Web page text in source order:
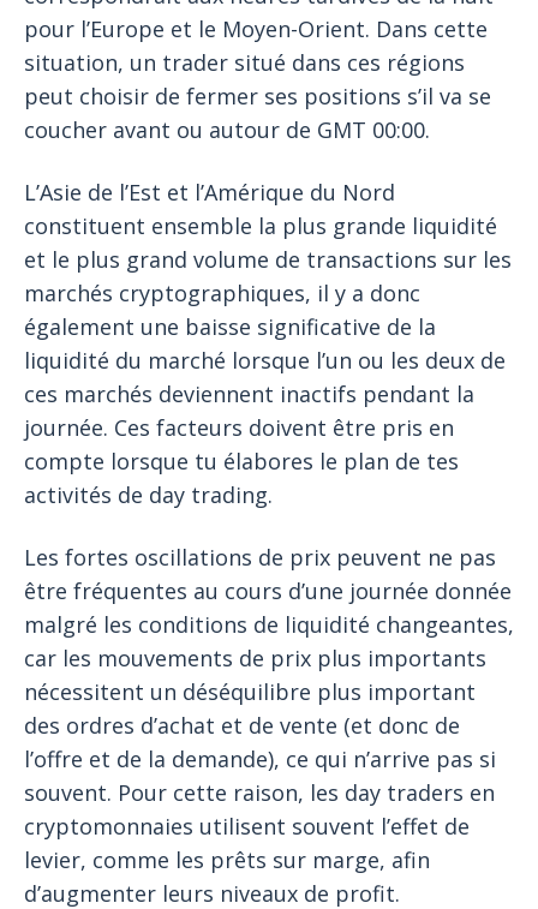
pour l’Europe et le Moyen-Orient. Dans cette
situation, un trader situé dans ces régions
peut choisir de fermer ses positions s’il va se
coucher avant ou autour de GMT 00:00.
L’Asie de l’Est et l’Amérique du Nord
constituent ensemble la plus grande liquidité
et le plus grand volume de transactions sur les
marchés cryptographiques, il y a donc
également une baisse significative de la
liquidité du marché lorsque l’un ou les deux de
ces marchés deviennent inactifs pendant la
journée. Ces facteurs doivent être pris en
compte lorsque tu élabores le plan de tes
activités de day trading.
Les fortes oscillations de prix peuvent ne pas
être fréquentes au cours d’une journée donnée
malgré les conditions de liquidité changeantes,
car les mouvements de prix plus importants
nécessitent un déséquilibre plus important
des ordres d’achat et de vente (et donc de
l’offre et de la demande), ce qui n’arrive pas si
souvent. Pour cette raison, les day traders en
cryptomonnaies utilisent souvent l’effet de
levier, comme les prêts sur marge, afin
d’augmenter leurs niveaux de profit.